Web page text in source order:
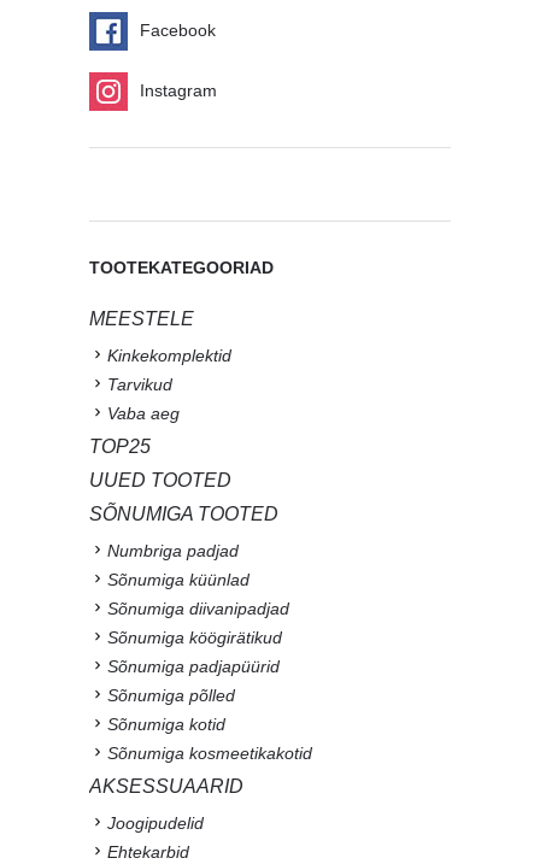
Facebook
Instagram
TOOTEKATEGOORIAD
MEESTELE
Kinkekomplektid
Tarvikud
Vaba aeg
TOP25
UUED TOOTED
SÕNUMIGA TOOTED
Numbriga padjad
Sõnumiga küünlad
Sõnumiga diivanipadjad
Sõnumiga köögirätikud
Sõnumiga padjapüürid
Sõnumiga põlled
Sõnumiga kotid
Sõnumiga kosmeetikakotid
AKSESSUAARID
Joogipudelid
Ehtekarbid